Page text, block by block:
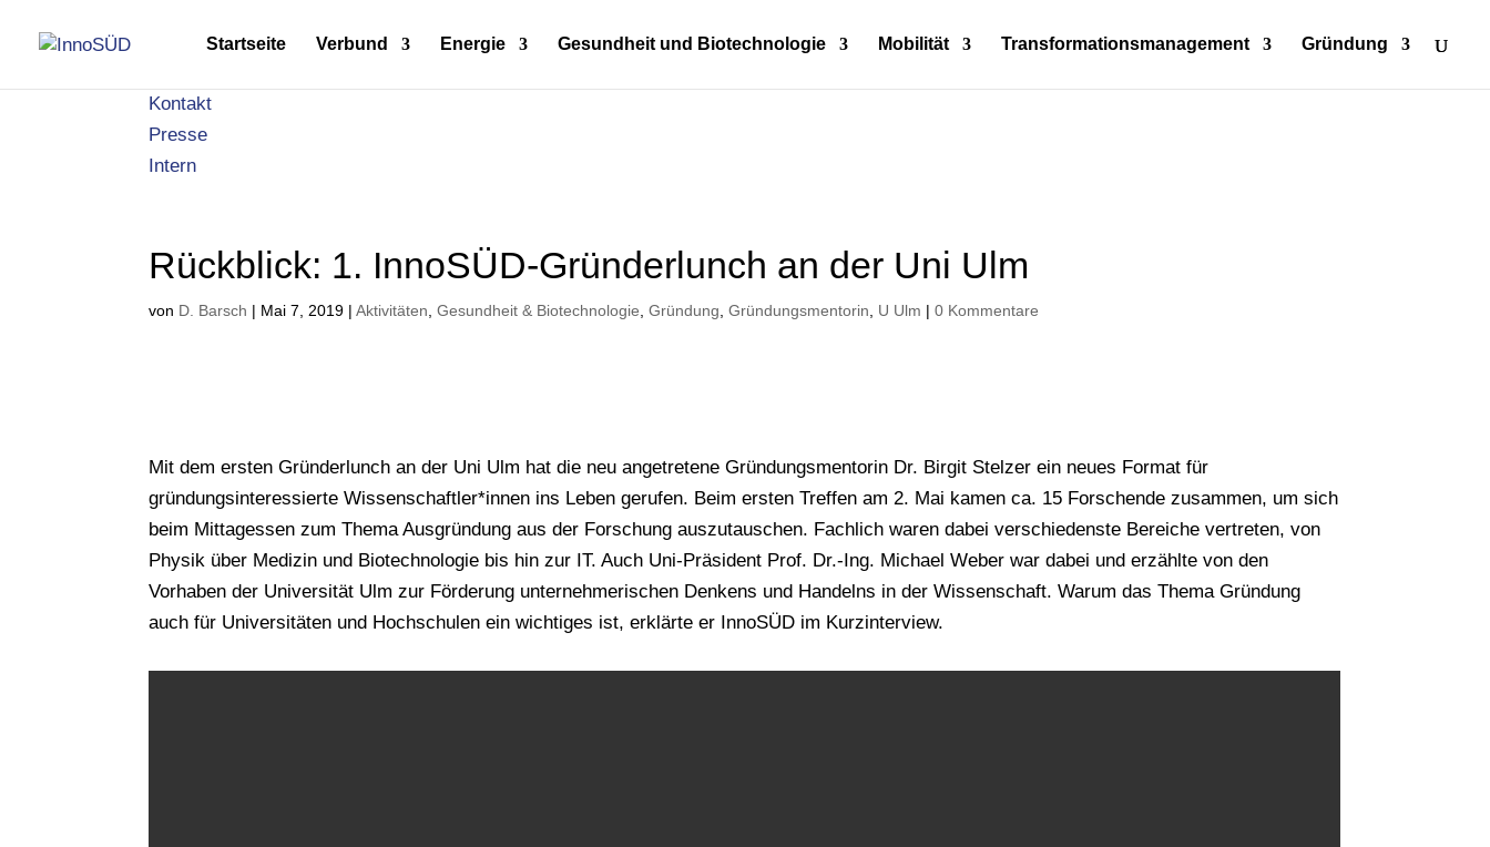
Kontakt
Presse
Intern
Startseite Verbund Energie Gesundheit und Biotechnologie Mobilität Transformationsmanagement Gründung
Rückblick: 1. InnoSÜD-Gründerlunch an der Uni Ulm
von D. Barsch | Mai 7, 2019 |Aktivitäten ,Gesundheit & Biotechnologie ,Gründung ,Gründungsmentorin U Ulm |0 Kommentare
Mit dem ersten Gründerlunch an der Uni Ulm hat die neu angetretene Gründungsmentorin Dr. Birgit Stelzer ein neues Format für
gründungsinteressierte Wissenschaftler*innen ins Leben gerufen. Beim ersten Treffen am 2. Mai kamen ca. 15 Forschende zusammen, um sich
beim Mittagessen zum Thema Ausgründung aus der Forschung auszutauschen. Fachlich waren dabei verschiedenste Bereiche vertreten, von
Physik über Medizin und Biotechnologie bis hin zur IT. Auch Uni-Präsident Prof. Dr.-Ing. Michael Weber war dabei und erzählte von den
Vorhaben der Universität Ulm zur Förderung unternehmerischen Denkens und Handelns in der Wissenschaft. Warum das Thema Gründung
auch für Universitäten und Hochschulen ein wichtiges ist, erklärte er InnoSÜD im Kurzinterview.